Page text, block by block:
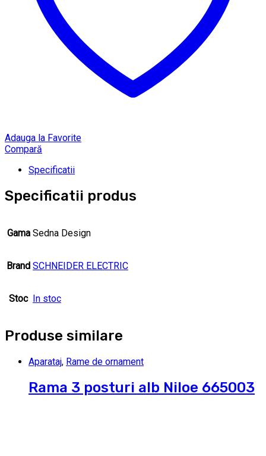
Adauga la Favorite
Compară
Specificatii
Specificatii produs
Gama Sedna Design
Brand SCHNEIDER ELECTRIC
Stoc In stoc
Produse similare
Aparataj, Rame de ornament
Rama 3 posturi alb Niloe 665003